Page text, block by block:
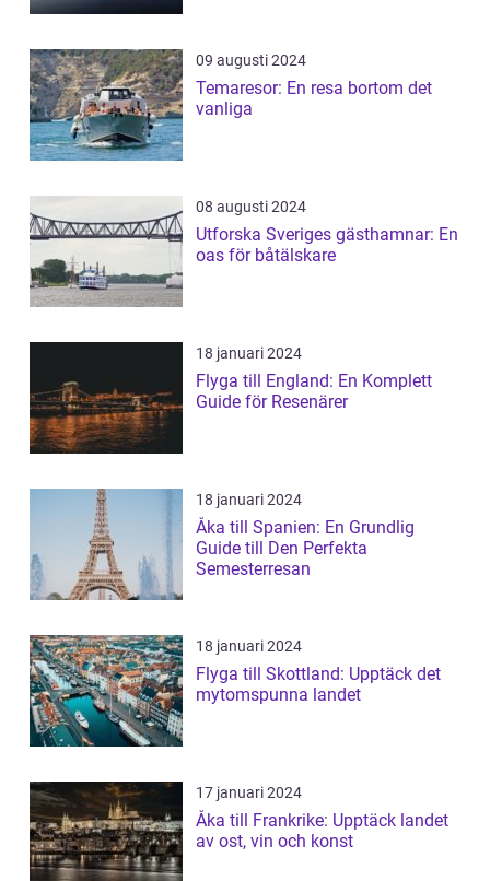
09 augusti 2024
Temaresor: En resa bortom det
vanliga
08 augusti 2024
Utforska Sveriges gästhamnar: En
oas för båtälskare
18 januari 2024
Flyga till England: En Komplett
Guide för Resenärer
18 januari 2024
Åka till Spanien: En Grundlig
Guide till Den Perfekta
Semesterresan
18 januari 2024
Flyga till Skottland: Upptäck det
mytomspunna landet
17 januari 2024
Åka till Frankrike: Upptäck landet
av ost, vin och konst